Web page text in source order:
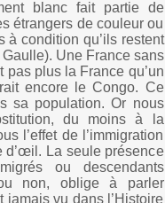
blanc fait partie de
étrangers de couleur ou
à condition qu’ils restent
Une France sans
plus la France qu’un
encore le Congo. Ce
sa population. Or nous
du moins à la
l’effet de l’immigration
d’œil. La seule présence
ou descendants
non, oblige à parler
jamais vu dans l’Histoire